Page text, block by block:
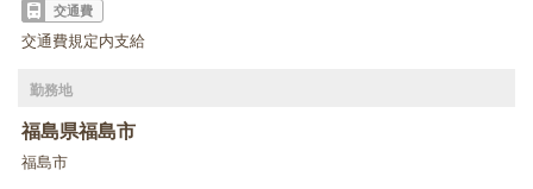
交通費
交通費規定内支給
勤務地
福島県福島市
福島市